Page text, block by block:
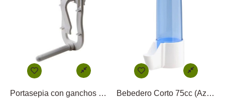
Portasepia con ganchos en plástico Bebedero Corto 75cc (Azul)